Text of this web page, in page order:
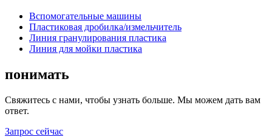
Вспомогательные машины
Пластиковая дробилка/измельчитель
Линия гранулирования пластика
Линия для мойки пластика
понимать
Свяжитесь с нами, чтобы узнать больше. Мы можем дать вам
ответ.
Запрос сейчас